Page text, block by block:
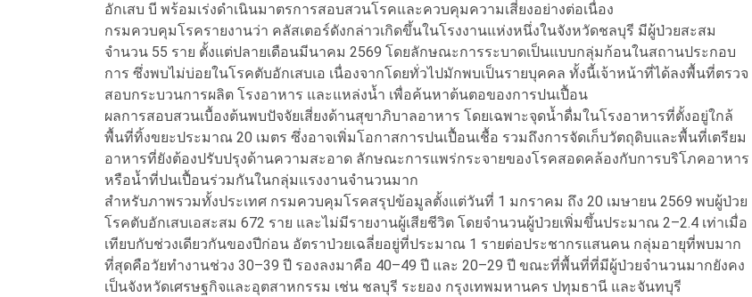
อักเสบ บี พร้อมเร่งดำเนินมาตรการสอบสวนโรคและควบคุมความเสี่ยงอย่างต่อเนื่อง
กรมควบคุมโรครายงานว่า คลัสเตอร์ดังกล่าวเกิดขึ้นในโรงงานแห่งหนึ่งในจังหวัดชลบุรี มีผู้ป่วยสะสม
จำนวน 55 ราย ตั้งแต่ปลายเดือนมีนาคม 2569 โดยลักษณะการระบาดเป็นแบบกลุ่มก้อนในสถานประกอบ
การ ซึ่งพบไม่บ่อยในโรคตับอักเสบเอ เนื่องจากโดยทั่วไปมักพบเป็นรายบุคคล ทั้งนี้เจ้าหน้าที่ได้ลงพื้นที่ตรวจ
สอบกระบวนการผลิต โรงอาหาร และแหล่งน้ำ เพื่อค้นหาต้นตอของการปนเปื้อน
ผลการสอบสวนเบื้องต้นพบปัจจัยเสี่ยงด้านสุขาภิบาลอาหาร โดยเฉพาะจุดน้ำดื่มในโรงอาหารที่ตั้งอยู่ใกล้
พื้นที่ทิ้งขยะประมาณ 20 เมตร ซึ่งอาจเพิ่มโอกาสการปนเปื้อนเชื้อ รวมถึงการจัดเก็บวัตถุดิบและพื้นที่เตรียม
อาหารที่ยังต้องปรับปรุงด้านความสะอาด ลักษณะการแพร่กระจายของโรคสอดคล้องกับการบริโภคอาหาร
หรือน้ำที่ปนเปื้อนร่วมกันในกลุ่มแรงงานจำนวนมาก
สำหรับภาพรวมทั้งประเทศ กรมควบคุมโรคสรุปข้อมูลตั้งแต่วันที่ 1 มกราคม ถึง 20 เมษายน 2569 พบผู้ป่วย
โรคตับอักเสบเอสะสม 672 ราย และไม่มีรายงานผู้เสียชีวิต โดยจำนวนผู้ป่วยเพิ่มขึ้นประมาณ 2–2.4 เท่าเมื่อ
เทียบกับช่วงเดียวกันของปีก่อน อัตราป่วยเฉลี่ยอยู่ที่ประมาณ 1 รายต่อประชากรแสนคน กลุ่มอายุที่พบมาก
ที่สุดคือวัยทำงานช่วง 30–39 ปี รองลงมาคือ 40–49 ปี และ 20–29 ปี ขณะที่พื้นที่ที่มีผู้ป่วยจำนวนมากยังคง
เป็นจังหวัดเศรษฐกิจและอุตสาหกรรม เช่น ชลบุรี ระยอง กรุงเทพมหานคร ปทุมธานี และจันทบุรี